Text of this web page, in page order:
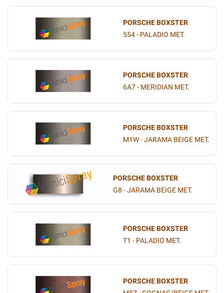
PORSCHE BOXSTER
554 - PALADIO MET.
PORSCHE BOXSTER
6A7 - MERIDIAN MET.
PORSCHE BOXSTER
M1W - JARAMA BEIGE MET.
PORSCHE BOXSTER
G8 - JARAMA BEIGE MET.
PORSCHE BOXSTER
T1 - PALADIO MET.
PORSCHE BOXSTER